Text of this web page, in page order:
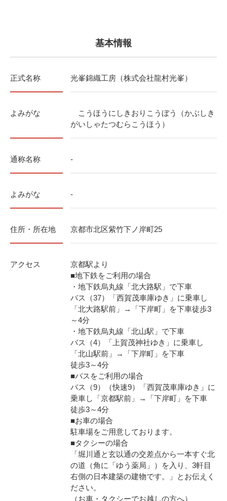
基本情報
正式名称 光峯錦織工房（株式会社龍村光峯）
よみがな
こうほうにしきおりこうぼう（かぶしき
がいしゃたつむらこうほう）
通称名称 -
よみがな -
住所・所在地 京都市北区紫竹下ノ岸町25
アクセス
京都駅より
■地下鉄をご利用の場合
・地下鉄烏丸線「北大路駅」で下車
バス（37）「西賀茂車庫ゆき」に乗車し
「北大路駅前」→「下岸町」を下車徒歩3
～4分
・地下鉄烏丸線「北山駅」で下車
バス（4）「上賀茂神社ゆき」に乗車し
「北山駅前」→「下岸町」を下車
徒歩3～4分
■バスをご利用の場合
バス（9）（快速9）「西賀茂車庫ゆき」に
乗車し「京都駅前」→「下岸町」を下車
徒歩3～4分
■お車の場合
駐車場をご用意しております。
■タクシーの場合
「堀川通と玄以通の交差点から一本すぐ北
の道（角に「ゆう薬局」）を入り、3軒目
右側の日本建築の建物です。」とお伝えく
ださい。
（お車・タクシーでお越しの方へ）